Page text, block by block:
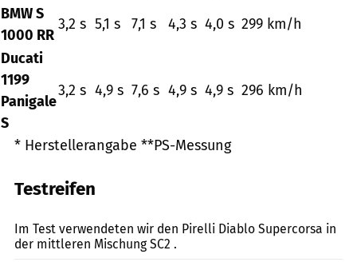
BMW S
1000 RR
3,2 s 5,1 s 7,1 s 4,3 s 4,0 s 299 km/h
Ducati
1199
Panigale
S
3,2 s 4,9 s 7,6 s 4,9 s 4,9 s 296 km/h
* Herstellerangabe **PS-Messung
Testreifen
Im Test verwendeten wir den Pirelli Diablo Supercorsa in
der mittleren Mischung SC2 .